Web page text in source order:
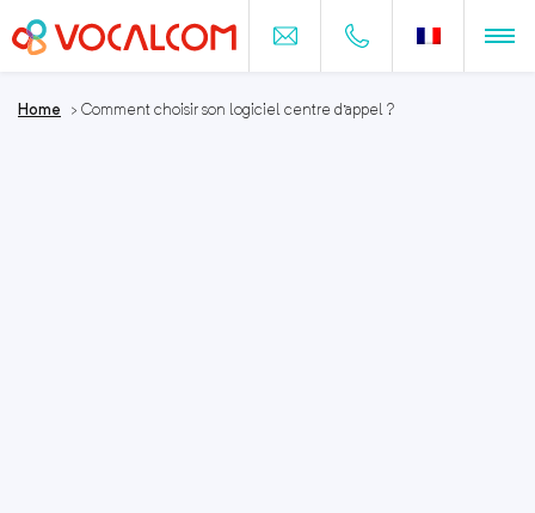
Home > Comment choisir son logiciel centre d’appel ?